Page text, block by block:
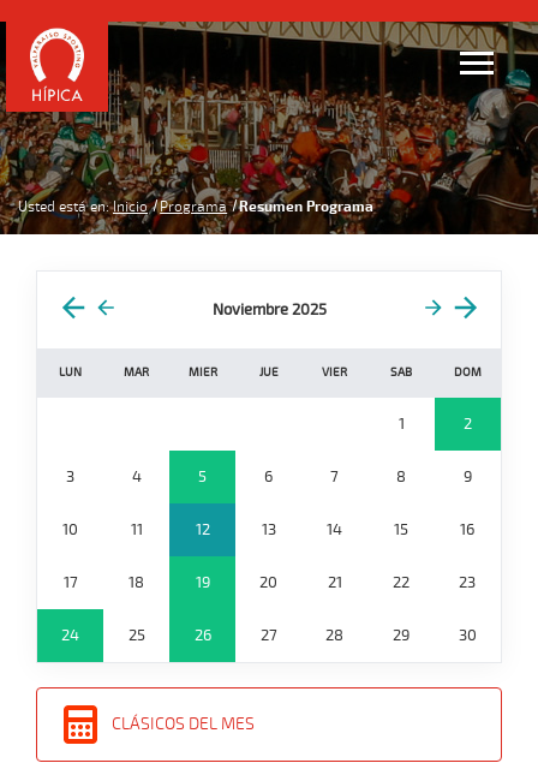
Usted está en: Inicio Programa Resumen Programa
Noviembre 2025
LUN MAR MIER JUE VIER SAB DOM
1 2
3 4 5 6 7 8 9
10 11 12 13 14 15 16
17 18 19 20 21 22 23
24 25 26 27 28 29 30
CLÁSICOS DEL MES